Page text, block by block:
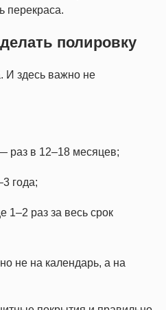
перекраса.
полировку
И здесь важно не
раз в 12–18 месяцев;
года;
1–2 раз за весь срок
не на календарь, а на